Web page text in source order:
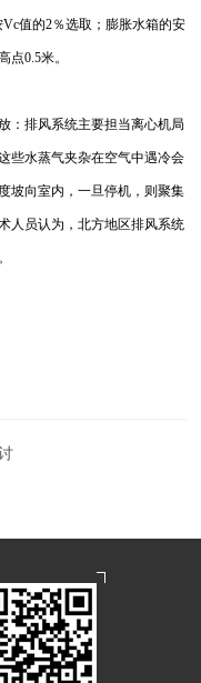
值的2％选取；膨胀水箱的安
点0.5米。
：排风系统主要担当离心机局
些水蒸气夹杂在空气中遇冷会
坡向室内，一旦停机，则聚集
人员认为，北方地区排风系统